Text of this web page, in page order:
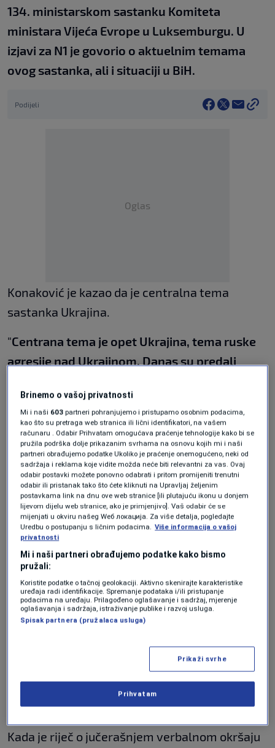
134. ministarskom sastanku Komiteta
ministara Vijeća Evrope u Luksemburgu. U
izjavi za N1 je govorio o aktuelnim temama
ovog sastanka, ali i situaciji u BiH.
Podijeli
Oglas
Konaković je kazao da je centralna tema
sastanka Ukrajina.
"Centrana tema je opet Ukrajina, tema ruske
agresije nad Ukrajinom. Danas su predali
Ukrajine kao teme, svi smo govorili o svojim
domaćim temama. Ja sam iskoristio priliku da
osudim ono što je Dodik uradio u Banjaluci,
istjeravši njemačku ministricu", kazao je
Konaković u oizjavi za N1.
Sankcije protiv Dodika
Konaković kaže da je Poljska započela proces
protiv Milorada Dodika, ali da je svima jasno ko
je Milorad Dodik.
Poljska je počela taj proces, razgovarao sam
sa ministrom. Proces bi trebao biti gotov do
kraja sedmice. Ono šta je i ko je Dodik više u
EU nije potrebno objašnjavati, on svaki dan
pomogne u tome. Svima je jasno kakav je to
kriminalac i ruski proxy".
Kada je riječ o jučerašnjem verbalnom okršaju
Brinemo o vašoj privatnosti
Mi i naši 603 partneri pohranjujemo i pristupamo osobnim podacima,
kao što su pretraga web stranica ili lični identifikatori, na vašem
računaru . Odabir Prihvatam omogućava praćenje tehnologije kako bi se
pružila podrška dolje prikazanim svrhama na osnovu kojih mi i naši
partneri obrađujemo podatke Ukoliko je praćenje onemogućeno, neki od
sadržaja i reklama koje vidite možda neće biti relevantni za vas. Ovaj
odabir postavki možete ponovno odabrati i pritom promijeniti trenutni
odabir ili pristanak tako što ćete kliknuti na Upravljaj željenim
postavkama link na dnu ove web stranice [ili plutajuću ikonu u donjem
lijevom dijelu web stranice, ako je primjenjivo]. Vaš odabir će se
mijenjati u okviru našeg Wеб локација. Za više detalja, pogledajte
Uredbu o postupanju s ličnim podacima. Više informacija o vašoj
privatnosti
Mi i naši partneri obrađujemo podatke kako bismo
pružali:
Koristite podatke o tačnoj geolokaciji. Aktivno skenirajte karakteristike
uređaja radi identifikacije. Spremanje podataka i/ili pristupanje
podacima na uređaju. Prilagođeno oglašavanje i sadržaj, mjerenje
oglašavanja i sadržaja, istraživanje publike i razvoj usluga.
Spisak partnera (pružalaca usluga)
Prikaži svrhe
Prihvatam